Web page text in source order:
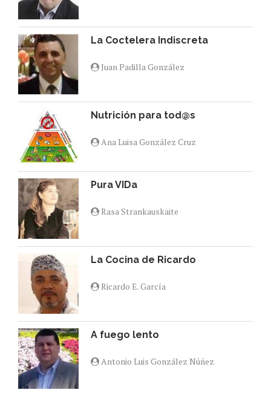
La Coctelera Indiscreta
Juan Padilla González
Nutrición para tod@s
Ana Luisa González Cruz
Pura VIDa
Rasa Strankauskaite
La Cocina de Ricardo
Ricardo E. García
A fuego lento
Antonio Luis González Núñez